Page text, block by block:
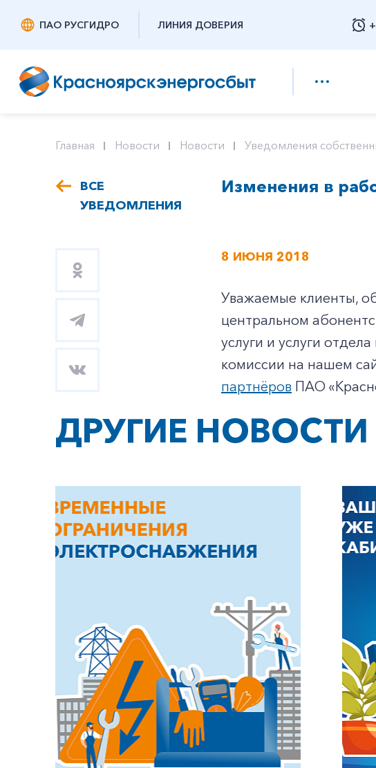
ПАО РУСГИДРО ЛИНИЯ ДОВЕРИЯ
+7-800-
Главная Новости Новости Уведомления
ВСЕ
УВЕДОМЛЕНИЯ
Изменения в
8 ИЮНЯ 2018
Уважаемые клиенты,
центральном
услуги и услуги
комиссии на нашем
партнёров ПАО
ДРУГИЕ НОВОСТИ